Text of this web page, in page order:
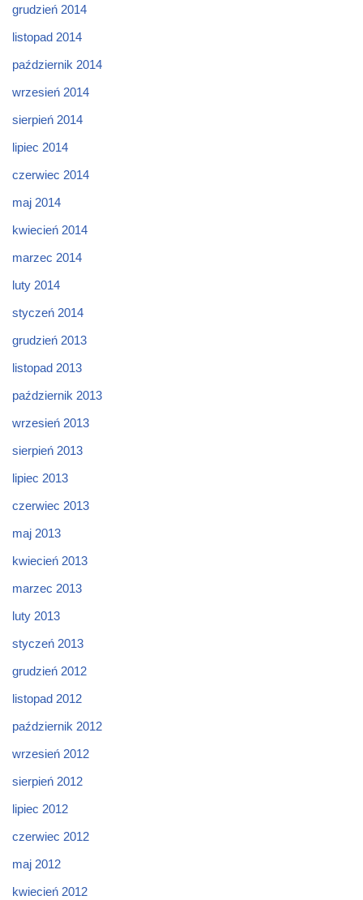
grudzień 2014
listopad 2014
październik 2014
wrzesień 2014
sierpień 2014
lipiec 2014
czerwiec 2014
maj 2014
kwiecień 2014
marzec 2014
luty 2014
styczeń 2014
grudzień 2013
listopad 2013
październik 2013
wrzesień 2013
sierpień 2013
lipiec 2013
czerwiec 2013
maj 2013
kwiecień 2013
marzec 2013
luty 2013
styczeń 2013
grudzień 2012
listopad 2012
październik 2012
wrzesień 2012
sierpień 2012
lipiec 2012
czerwiec 2012
maj 2012
kwiecień 2012